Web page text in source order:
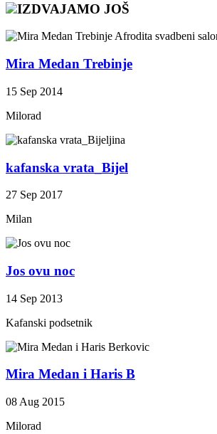
IZDVAJAMO JOŠ
Mira Medan Trebinje
15 Sep 2014
Milorad
kafanska vrata_Bijel
27 Sep 2017
Milan
Jos ovu noc
14 Sep 2013
Kafanski podsetnik
Mira Medan i Haris B
08 Aug 2015
Milorad